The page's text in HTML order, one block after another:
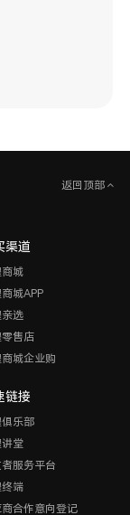
返回顶部
渠道
城
城APP
选
售店
城企业购
链接
乐部
堂
服务平台
端
合作意向登记